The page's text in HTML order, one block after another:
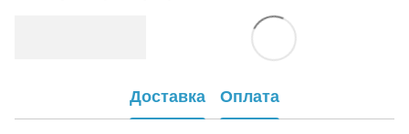
Доставка Оплата